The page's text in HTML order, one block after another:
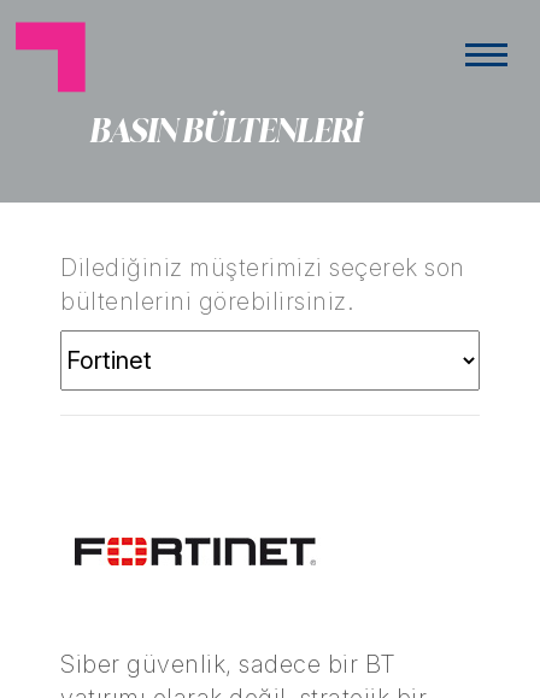
BASIN BÜLTENLERİ
Dilediğiniz müşterimizi seçerek son
bültenlerini görebilirsiniz.
Siber güvenlik, sadece bir BT